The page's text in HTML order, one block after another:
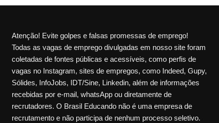
Atenção! Evite golpes e falsas promessas de emprego!
Todas as vagas de emprego divulgadas em nosso site foram
coletadas de fontes públicas e acessíveis, como perfis de
vagas no Instagram, sites de empregos, como Indeed, Gupy,
Sólides, InfoJobs, IDT/Sine, Linkedin, além de informações
recebidas por e-mail, whatsApp ou diretamente de
recrutadores. O Brasil Educando não é uma empresa de
recrutamento e não participa de nenhum processo seletivo.